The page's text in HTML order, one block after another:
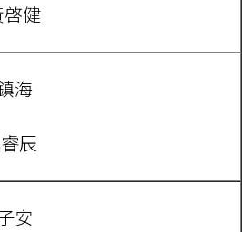
健
海
辰
安